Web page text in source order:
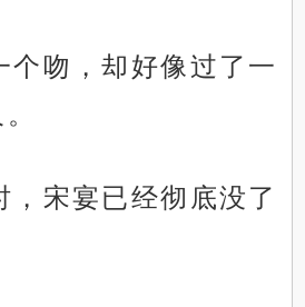
个吻，却好像过了一
，宋宴已经彻底没了